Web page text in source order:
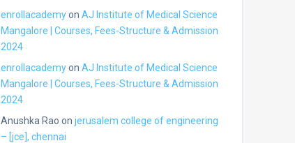
enrollacademyon AJ Institute of Medical Science
Mangalore | Courses, Fees-Structure & Admission
2024
enrollacademyon AJ Institute of Medical Science
Mangalore | Courses, Fees-Structure & Admission
2024
Anushka Rao on jerusalem college of engineering
– [jce], chennai